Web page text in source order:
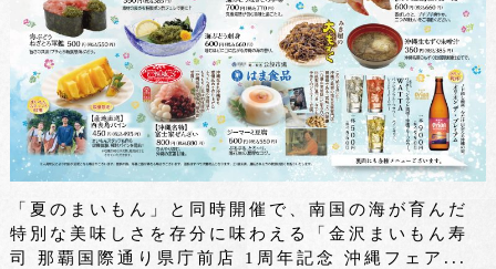
「夏のまいもん」と同時開催で、南国の海が育んだ
特別な美味しさを存分に味わえる「金沢まいもん寿
司 那覇国際通り県庁前店 1周年記念 沖縄フェア...